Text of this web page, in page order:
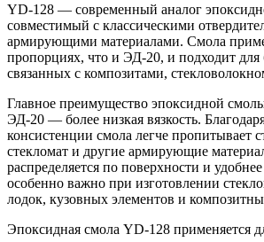
YD-128 — современный аналог
совместимый с классическими
армирующими материалами. Смола
пропорциях, что и ЭД-20, и подходит для
связанных с композитами,
Главное преимущество эпоксидной
ЭД-20 — более низкая вязкость.
консистенции смола легче пропитывает
стекломат и другие армирующие
распределяется по поверхности и
особенно важно при изготовлении
лодок, кузовных элементов и
Эпоксидная смола YD-128 применяется